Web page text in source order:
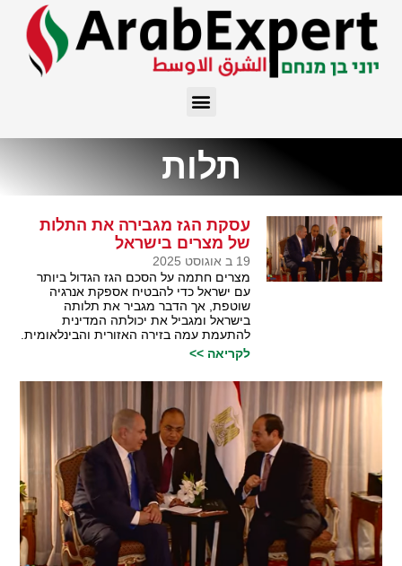
תלות
עסקת הגז מגבירה את התלות
של מצרים בישראל
19 ב אוגוסט 2025
מצרים חתמה על הסכם הגז הגדול ביותר
עם ישראל כדי להבטיח אספקת אנרגיה
שוטפת, אך הדבר מגביר את תלותה
בישראל ומגביל את יכולתה המדינית
להתעמת עמה בזירה האזורית והבינלאומית.
לקריאה >>